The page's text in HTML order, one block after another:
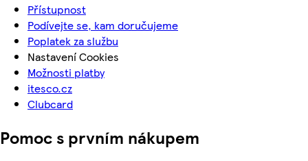
Přístupnost
Podívejte se, kam doručujeme
Poplatek za službu
Nastavení Cookies
Možnosti platby
itesco.cz
Clubcard
Pomoc s prvním nákupem